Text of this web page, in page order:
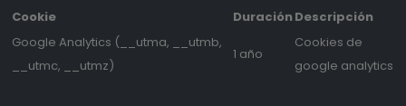
Cookie Duración Descripción
Google Analytics (__utma, __utmb,
__utmc, __utmz)
1 año
Cookies de
google analytics